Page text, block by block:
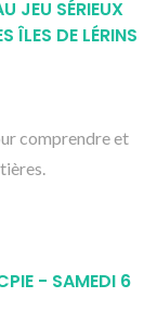
JEU SÉRIEUX
ÎLES DE LÉRINS
comprendre et
- SAMEDI 6